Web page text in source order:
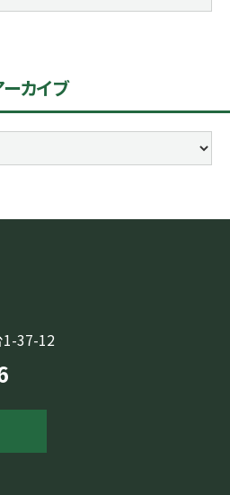
ーカイブ
1-37-12